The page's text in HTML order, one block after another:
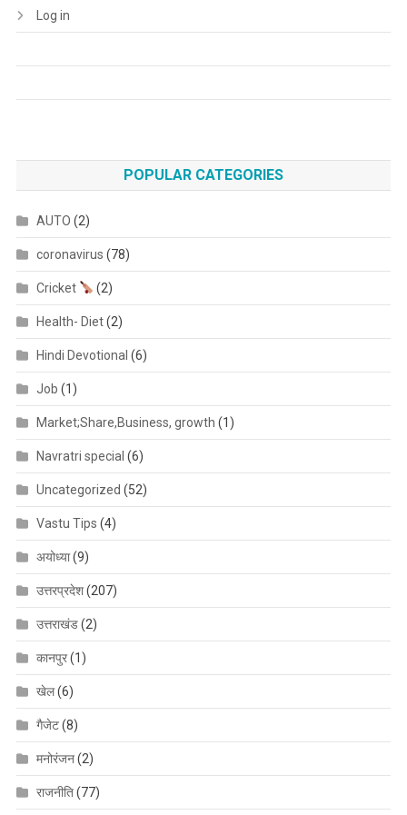
Log in
POPULAR CATEGORIES
AUTO (2)
coronavirus (78)
Cricket (2)
Health- Diet(2)
Hindi Devotional (6)
Job (1)
Market;Share,Business, growth (1)
Navratri special (6)
Uncategorized (52)
Vastu Tips (4)
अयोध्या(9)
उत्तरप्रदेश(207)
उत्तराखंड(2)
कानपुर(1)
खेल(6)
गैजेट(8)
मनोरंजन(2)
राजनीति(77)